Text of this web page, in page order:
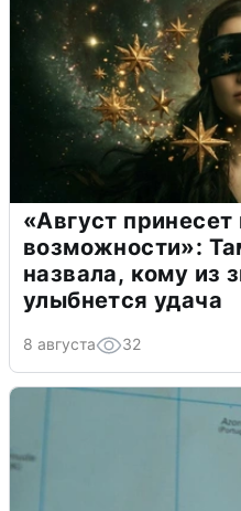
«Август
возможности»:
назвала, кому из
улыбнется удача
8 августа 32